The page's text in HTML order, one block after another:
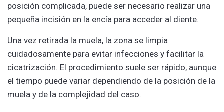
posición complicada, puede ser necesario realizar una
pequeña incisión en la encía para acceder al diente.
Una vez retirada la muela, la zona se limpia
cuidadosamente para evitar infecciones y facilitar la
cicatrización. El procedimiento suele ser rápido, aunque
el tiempo puede variar dependiendo de la posición de la
muela y de la complejidad del caso.